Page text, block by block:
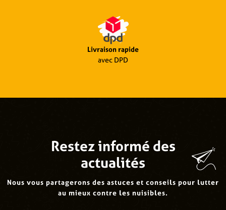
Livraison rapide
avec DPD
Restez informé des
actualités
Nous vous partagerons des astuces et conseils pour lutter
au mieux contre les nuisibles.